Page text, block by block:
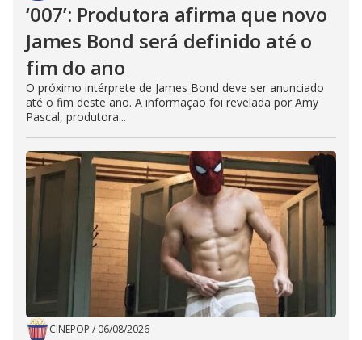
‘007’: Produtora afirma que novo
James Bond será definido até o
fim do ano
O próximo intérprete de James Bond deve ser anunciado
até o fim deste ano. A informação foi revelada por Amy
Pascal, produtora...
CINEPOP / 06/08/2026